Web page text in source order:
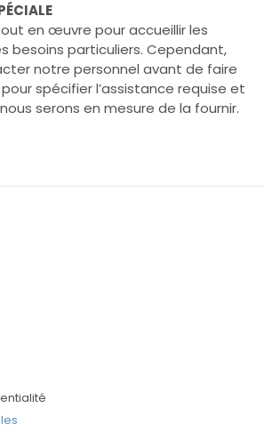
en œuvre pour accueillir les
besoins particuliers. Cependant,
notre personnel avant de faire
spécifier l’assistance requise et
serons en mesure de la fournir.